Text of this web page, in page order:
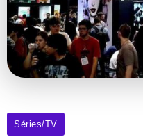
Séries/TV